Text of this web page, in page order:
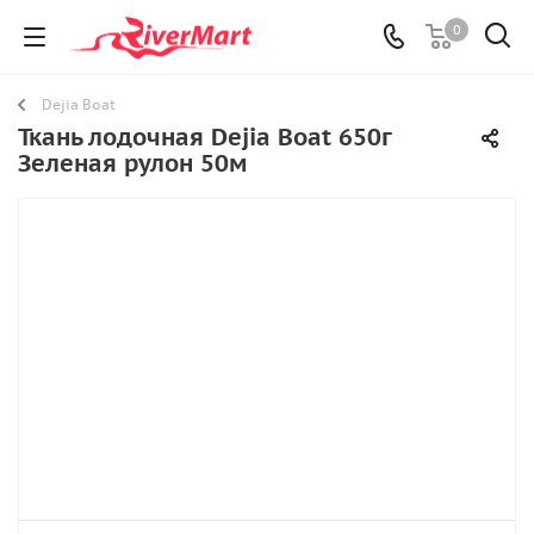
0
Dejia Boat
Ткань лодочная Dejia Boat 650г
Зеленая рулон 50м